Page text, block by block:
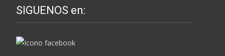
SIGUENOS en: